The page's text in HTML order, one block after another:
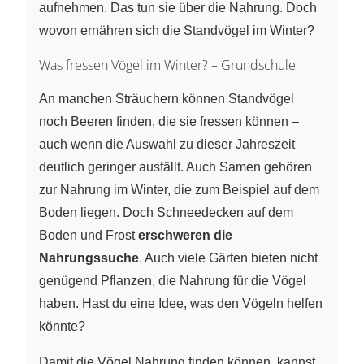
aufnehmen. Das tun sie über die Nahrung. Doch
wovon ernähren sich die Standvögel im Winter?
Was fressen Vögel im Winter? – Grundschule
An manchen Sträuchern können Standvögel
noch Beeren finden, die sie fressen können –
auch wenn die Auswahl zu dieser Jahreszeit
deutlich geringer ausfällt. Auch Samen gehören
zur Nahrung im Winter, die zum Beispiel auf dem
Boden liegen. Doch Schneedecken auf dem
Boden und Frosterschweren die
Nahrungssuche. Auch viele Gärten bieten nicht
genügend Pflanzen, die Nahrung für die Vögel
haben. Hast du eine Idee, was den Vögeln helfen
könnte?